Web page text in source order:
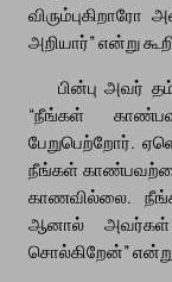
விரும்புகிறாரோ
அறியார்” என்று
பின்பு அவர்
“நீங்கள்
பேறுபெற்றோர்.
நீங்கள்
காணவில்லை.
ஆனால் அவர்கள்
சொல்கிறேன்” என்று